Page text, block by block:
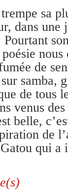
sa
dans une
nous
de
samba,
de tous
venus
belle,
de
qui a